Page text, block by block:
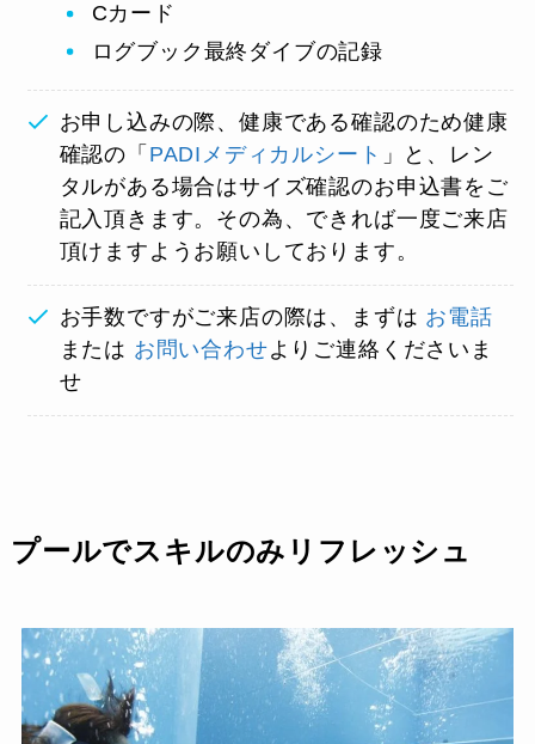
Cカード
ログブック最終ダイブの記録
お申し込みの際、健康である確認のため健康
確認の「 PADIメディカルシート 」と、レン
タルがある場合はサイズ確認のお申込書をご
記入頂きます。その為、できれば一度ご来店
頂けますようお願いしております。
お手数ですがご来店の際は、まずは お電話
または お問い合わせよりご連絡くださいま
せ
プールでスキルのみリフレッシュ